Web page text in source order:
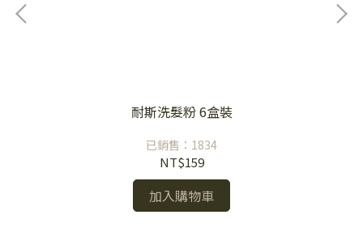
耐斯洗髮粉 6盒裝
已銷售：1834
NT$159
加入購物車